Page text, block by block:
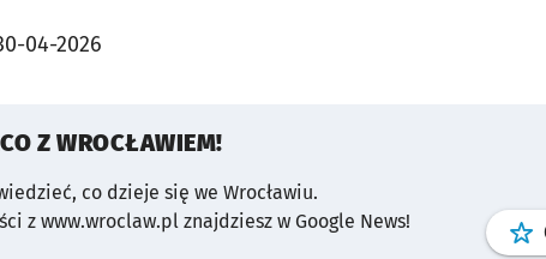
04-2026
Z WROCŁAWIEM!
co dzieje się we Wrocławiu.
z www.wroclaw.pl znajdziesz w Google News!